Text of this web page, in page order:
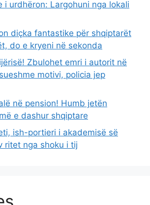
i urdhëron: Largohuni nga lokali
diçka fantastike për shqiptarët
do e kryeni në sekonda
Zbulohet emri i autorit në
motivi, policia jep
në pension! Humb jetën
e dashur shqiptare
ish-portieri i akademisë së
ritet nga shoku i tij